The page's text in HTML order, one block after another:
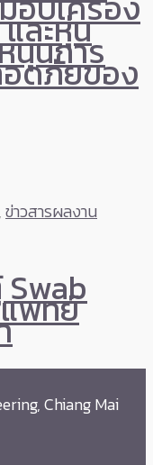
ละหุ่น
นุนการ
อดภัยของ
,ข่าวสารผลงาน
พทย์
Chiang Mai